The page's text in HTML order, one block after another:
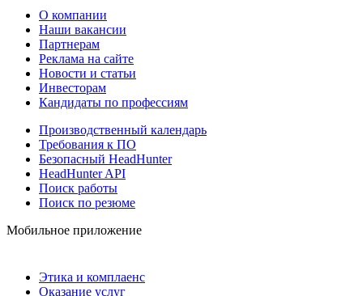
О компании
Наши вакансии
Партнерам
Реклама на сайте
Новости и статьи
Инвесторам
Кандидаты по профессиям
Производственный календарь
Требования к ПО
Безопасный HeadHunter
HeadHunter API
Поиск работы
Поиск по резюме
Мобильное приложение
Этика и комплаенс
Оказание услуг